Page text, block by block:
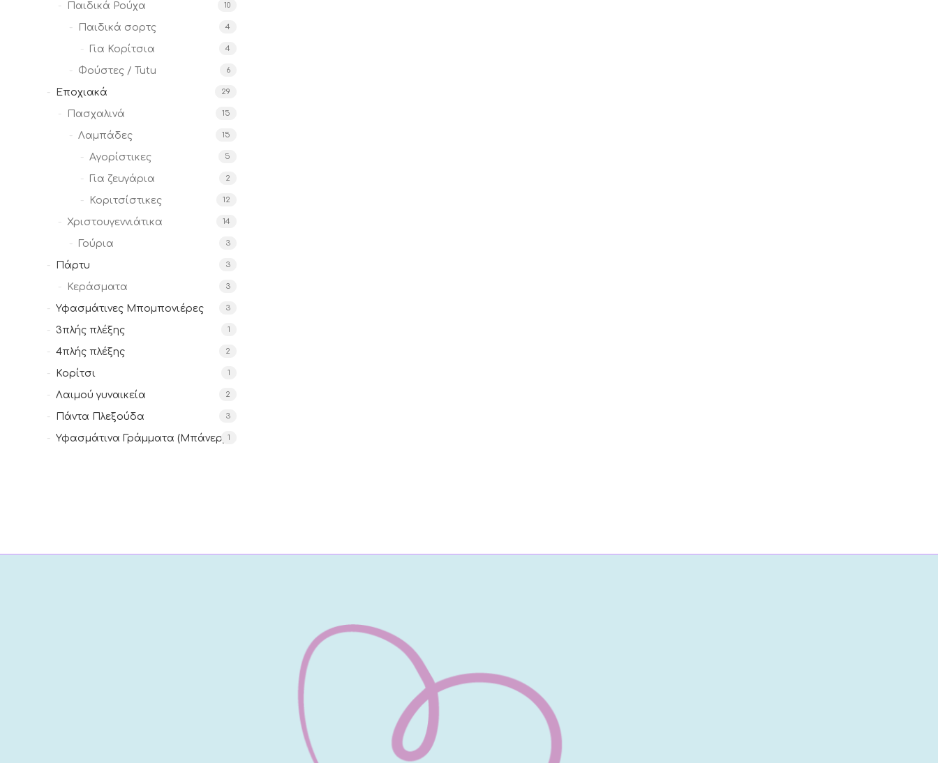
Παιδικά Ρούχα 10
Παιδικά σορτς 4
Για Κορίτσια 4
Φούστες / Tutu 6
Εποχιακά 29
Πασχαλινά 15
Λαμπάδες 15
Αγορίστικες 5
Για ζευγάρια 2
Κοριτσίστικες 12
Χριστουγεννιάτικα 14
Γούρια 3
Πάρτυ 3
Κεράσματα 3
Υφασμάτινες Μπομπονιέρες 3
3πλής πλέξης 1
4πλής πλέξης 2
Κορίτσι 1
Λαιμού γυναικεία 2
Πάντα Πλεξούδα 3
Υφασμάτινα Γράμματα (Μπάνερ) 1